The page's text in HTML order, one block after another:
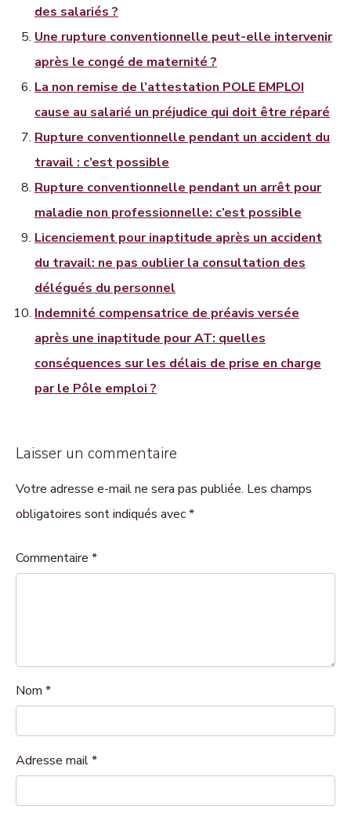
des salariés ?
Une rupture conventionnelle peut-elle intervenir
après le congé de maternité ?
La non remise de l’attestation POLE EMPLOI
cause au salarié un préjudice qui doit être réparé
Rupture conventionnelle pendant un accident du
travail : c’est possible
Rupture conventionnelle pendant un arrêt pour
maladie non professionnelle: c’est possible
Licenciement pour inaptitude après un accident
du travail: ne pas oublier la consultation des
délégués du personnel
Indemnité compensatrice de préavis versée
après une inaptitude pour AT: quelles
conséquences sur les délais de prise en charge
par le Pôle emploi ?
Laisser un commentaire
Votre adresse e-mail ne sera pas publiée. Les champs
obligatoires sont indiqués avec *
Commentaire *
Nom *
Adresse mail*